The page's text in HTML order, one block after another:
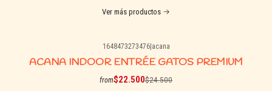
Ver más productos
1648473273476| acana
ACANA INDOOR ENTRÉE GATOS PREMIUM
from$22.500$24.500